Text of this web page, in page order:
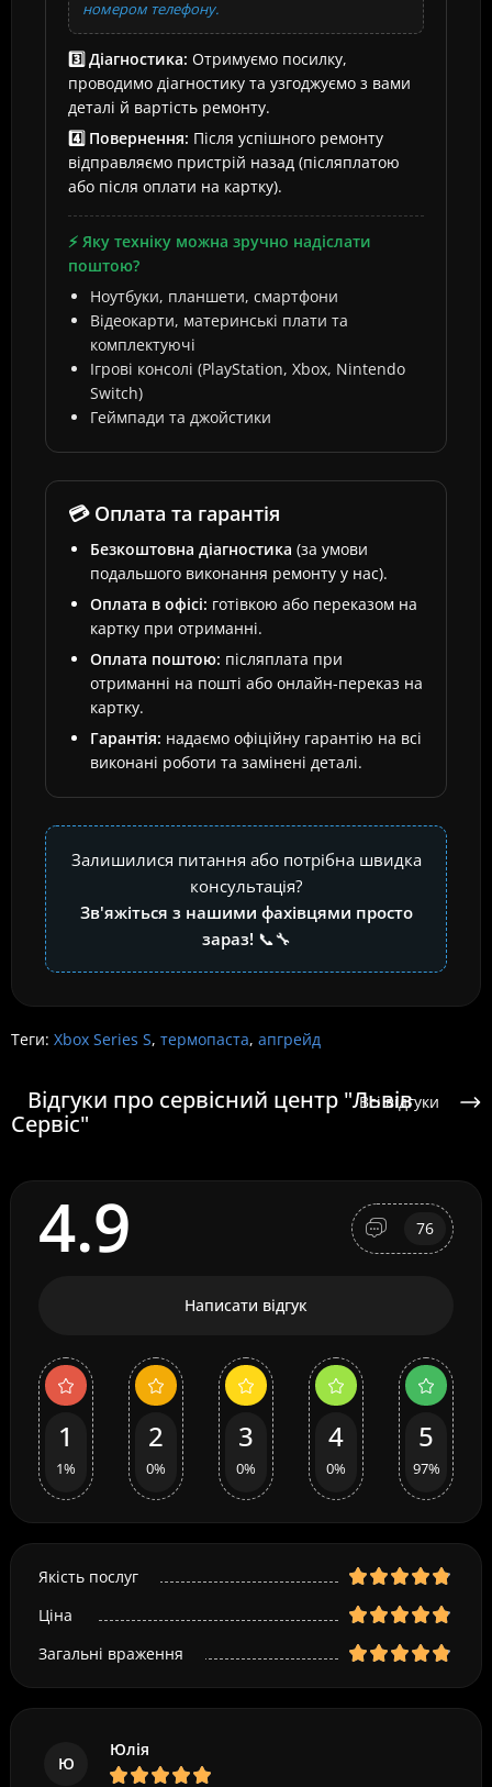
номером телефону.
3️⃣ Діагностика: Отримуємо посилку,
проводимо діагностику та узгоджуємо з вами
деталі й вартість ремонту.
4️⃣ Повернення: Після успішного ремонту
відправляємо пристрій назад (післяплатою
або після оплати на картку).
⚡ Яку техніку можна зручно надіслати
поштою?
Ноутбуки, планшети, смартфони
Відеокарти, материнські плати та
комплектуючі
Ігрові консолі (PlayStation, Xbox, Nintendo
Switch)
Геймпади та джойстики
💳 Оплата та гарантія
Безкоштовна діагностика (за умови
подальшого виконання ремонту у нас).
Оплата в офісі: готівкою або переказом на
картку при отриманні.
Оплата поштою: післяплата при
отриманні на пошті або онлайн-переказ на
картку.
Гарантія: надаємо офіційну гарантію на всі
виконані роботи та замінені деталі.
Залишилися питання або потрібна швидка
консультація?
Зв'яжіться з нашими фахівцями просто
зараз! 📞🔧
Теги: Xbox Series S, термопаста, апгрейд
Відгуки про сервісний центр "Львів
Сервіс"
Всі відгуки
4.9 76
Написати відгук
1
1%
2
0%
3
0%
4
0%
5
97%
Якість послуг
Ціна
Загальні враження
Ю
Юлія